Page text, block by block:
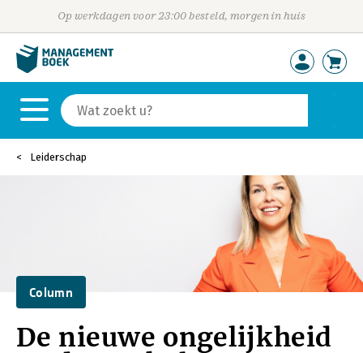
Op werkdagen voor 23:00 besteld, morgen in huis
Leiderschap
Column
De nieuwe ongelijkheid